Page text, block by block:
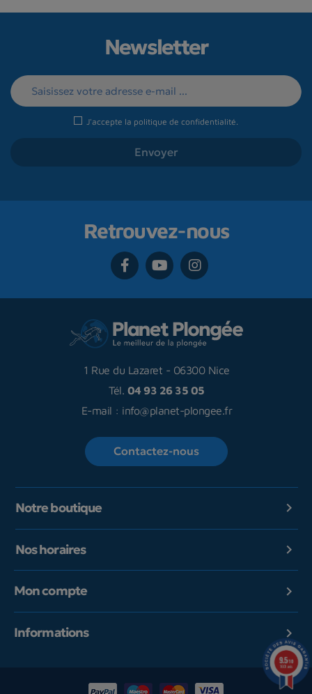
Newsletter
J'accepte la politique de confidentialité.
Retrouvez-nous
1 Rue du Lazaret - 06300 Nice
Tél. 04 93 26 35 05
E-mail : info@planet-plongee.fr
Contactez-nous
Notre boutique 
Nos horaires 
Mon compte 
Informations 
9.5/10
1601 avis